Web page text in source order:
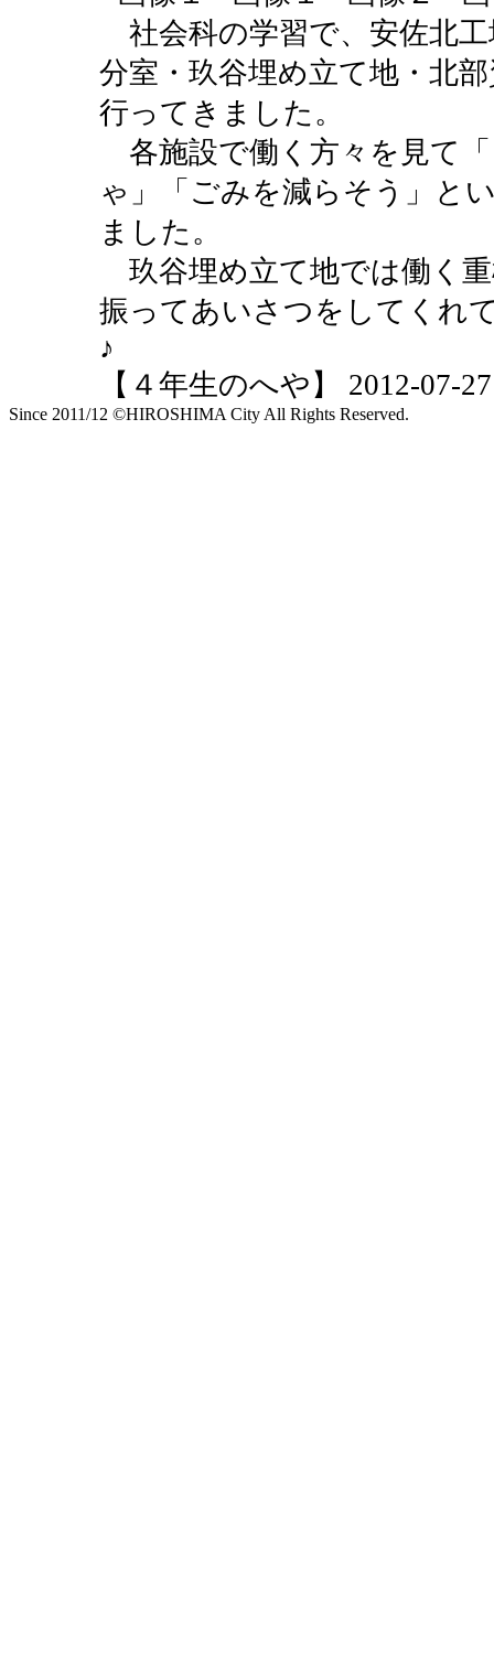
社会科の学習で、安佐北
分室・玖谷埋め立て地・北
行ってきました。
各施設で働く方々を見て
ゃ」「ごみを減らそう」と
ました。
玖谷埋め立て地では働く
振ってあいさつをしてくれ
♪
【４年生のへや】 2012-07-
Since 2011/12 ©HIROSHIMA City All Rights Reserved.